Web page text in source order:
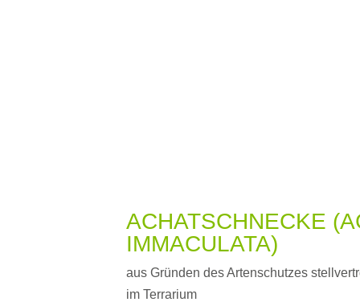
ACHATSCHNECKE
IMMACULATA)
aus Gründen des Artenschutzes
im Terrarium